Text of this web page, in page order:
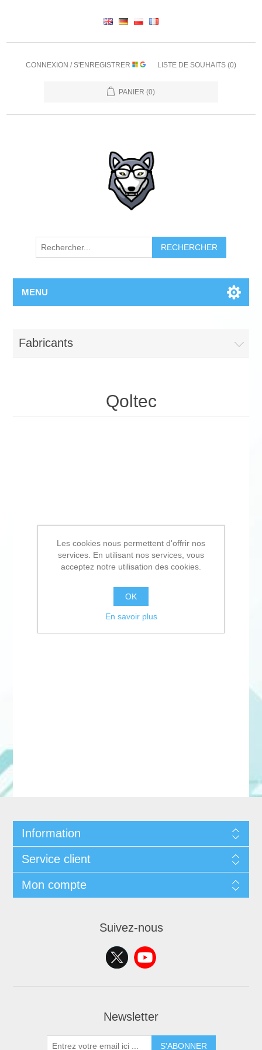
CONNEXION / S'ENREGISTRER LISTE DE SOUHAITS (0)
PANIER (0)
RECHERCHER
MENU
Fabricants
Qoltec
Information
Service client
Mon compte
Suivez-nous
Newsletter
S'ABONNER
Les cookies nous permettent d'offrir nos
services. En utilisant nos services, vous
acceptez notre utilisation des cookies.
OK
En savoir plus